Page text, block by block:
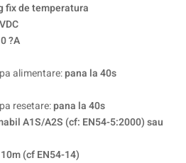
fix de temperatura
?A
alimentare:pana la 40s
resetare:pana la 40s
A1S/A2S (cf: EN54-5:2000) sau
(cf EN54-14)